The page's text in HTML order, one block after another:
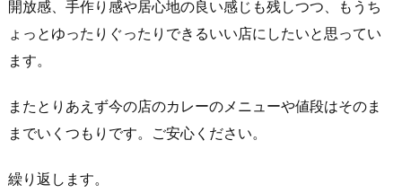
開放感、手作り感や居心地の良い感じも残しつつ、もうち
ょっとゆったりぐったりできるいい店にしたいと思ってい
ます。
またとりあえず今の店のカレーのメニューや値段はそのま
までいくつもりです。ご安心ください。
繰り返します。